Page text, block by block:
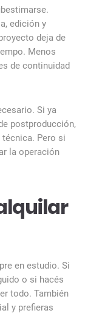
edición y
deja de
Menos
de continuidad
Si ya
postproducción,
Pero si
la operación
en estudio. Si
o si hacés
todo. También
y prefieras